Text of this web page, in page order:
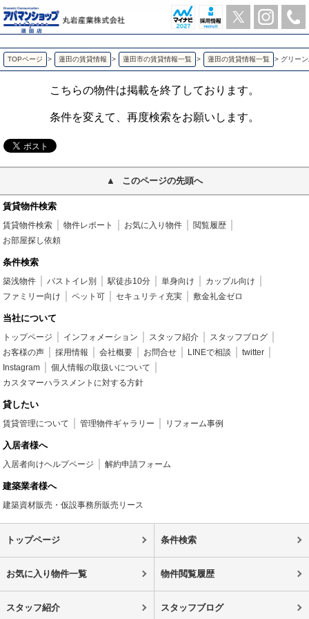
グリーンハイツ壱番館 蓮田の2LDK賃貸アパート | アパマンショップ蓮田店-丸岩産業株式会社-
TOPページ > 蓮田の賃貸情報 > 蓮田市の賃貸情報一覧 > 蓮田の賃貸情報一覧 > グリー
こちらの物件は掲載を終了しております。
条件を変えて、再度検索をお願いします。
このページの先頭へ
賃貸物件検索
賃貸物件検索 物件レポート お気に入り物件
閲覧履歴
お部屋探し依頼
条件検索
築浅物件 バストイレ別 駅徒歩10分 単身向け
カップル向け
ファミリー向け
ペット可 セキュリティ充実 敷金礼金ゼロ
当社について
トップページ インフォメーション スタッフ紹介
スタッフブログ
お客様の声
採用情報 会社概要 お問合せ LINEで相談
twitter
Instagram
個人情報の取扱いについて
カスタマーハラスメントに対する方針
貸したい
賃貸管理について 管理物件ギャラリー リフォーム事例
入居者様へ
入居者向けヘルプページ 解約申請フォーム
建築業者様へ
建築資材販売・仮設事務所販売リース
トップページ 条件検索
お気に入り物件一覧 物件閲覧履歴
スタッフ紹介 スタッフブログ